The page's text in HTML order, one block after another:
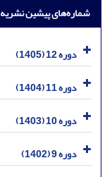
شماره‌های پیشین نشریه
دوره 12 (1405)
دوره 11 (1404)
دوره 10 (1403)
دوره 9 (1402)